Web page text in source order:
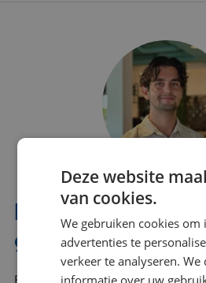
Interesse? Benno
graag verder!
Bel of mail Benno met al jouw
Deze website
van cookies.
We gebruiken cookies om
advertenties te
verkeer te analyseren. We
informatie over uw